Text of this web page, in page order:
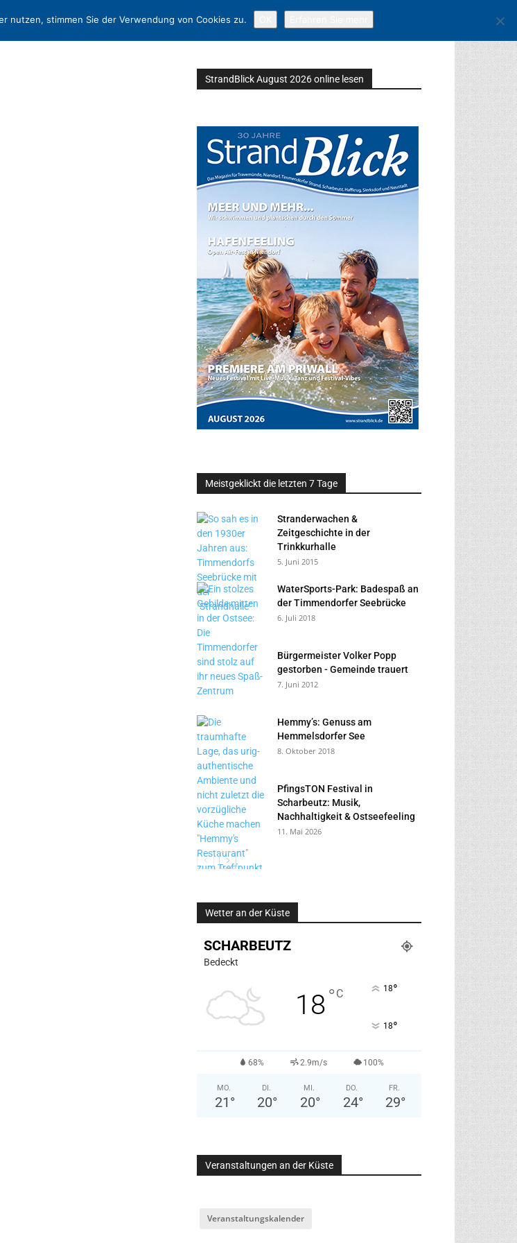
StrandBlick August 2026 online lesen
Meistgeklickt die letzten 7 Tage
Stranderwachen &
Zeitgeschichte in der
Trinkkurhalle
5. Juni 2015
WaterSports-Park: Badespaß an
der Timmendorfer Seebrücke
6. Juli 2018
Bürgermeister Volker Popp
gestorben - Gemeinde trauert
7. Juni 2012
Hemmy’s: Genuss am
Hemmelsdorfer See
8. Oktober 2018
PfingsTON Festival in
Scharbeutz: Musik,
Nachhaltigkeit & Ostseefeeling
11. Mai 2026
Wetter an der Küste
SCHARBEUTZ
Bedeckt
18°C 18°
18°
68% 2.9m/s 100%
MO.
21 °
DI.
20°
MI.
20°
DO.
24°
FR.
29°
Veranstaltungen an der Küste
Veranstaltungskalender
nutzen, stimmen Sie der Verwendung von Cookies zu.